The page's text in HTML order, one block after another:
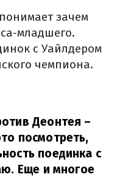
зачем
младшего.
с Уайлдером
чемпиона.
Деонтея –
посмотреть,
поединка с
Еще и многое